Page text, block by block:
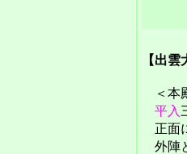
【出雲
＜本
平入
正面
外陣